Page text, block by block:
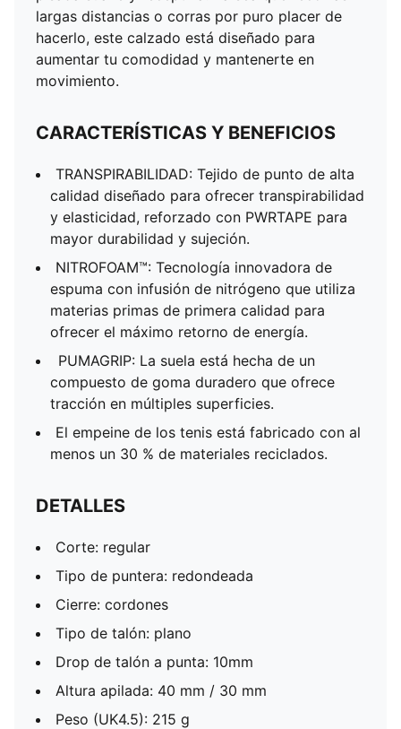
largas distancias o corras por puro placer de
hacerlo, este calzado está diseñado para
aumentar tu comodidad y mantenerte en
movimiento.
CARACTERÍSTICAS Y BENEFICIOS
TRANSPIRABILIDAD: Tejido de punto de alta
calidad diseñado para ofrecer transpirabilidad
y elasticidad, reforzado con PWRTAPE para
mayor durabilidad y sujeción.
NITROFOAM™: Tecnología innovadora de
espuma con infusión de nitrógeno que utiliza
materias primas de primera calidad para
ofrecer el máximo retorno de energía.
PUMAGRIP: La suela está hecha de un
compuesto de goma duradero que ofrece
tracción en múltiples superficies.
El empeine de los tenis está fabricado con al
menos un 30 % de materiales reciclados.
DETALLES
Corte: regular
Tipo de puntera: redondeada
Cierre: cordones
Tipo de talón: plano
Drop de talón a punta: 10mm
Altura apilada: 40 mm / 30 mm
Peso (UK4.5): 215 g